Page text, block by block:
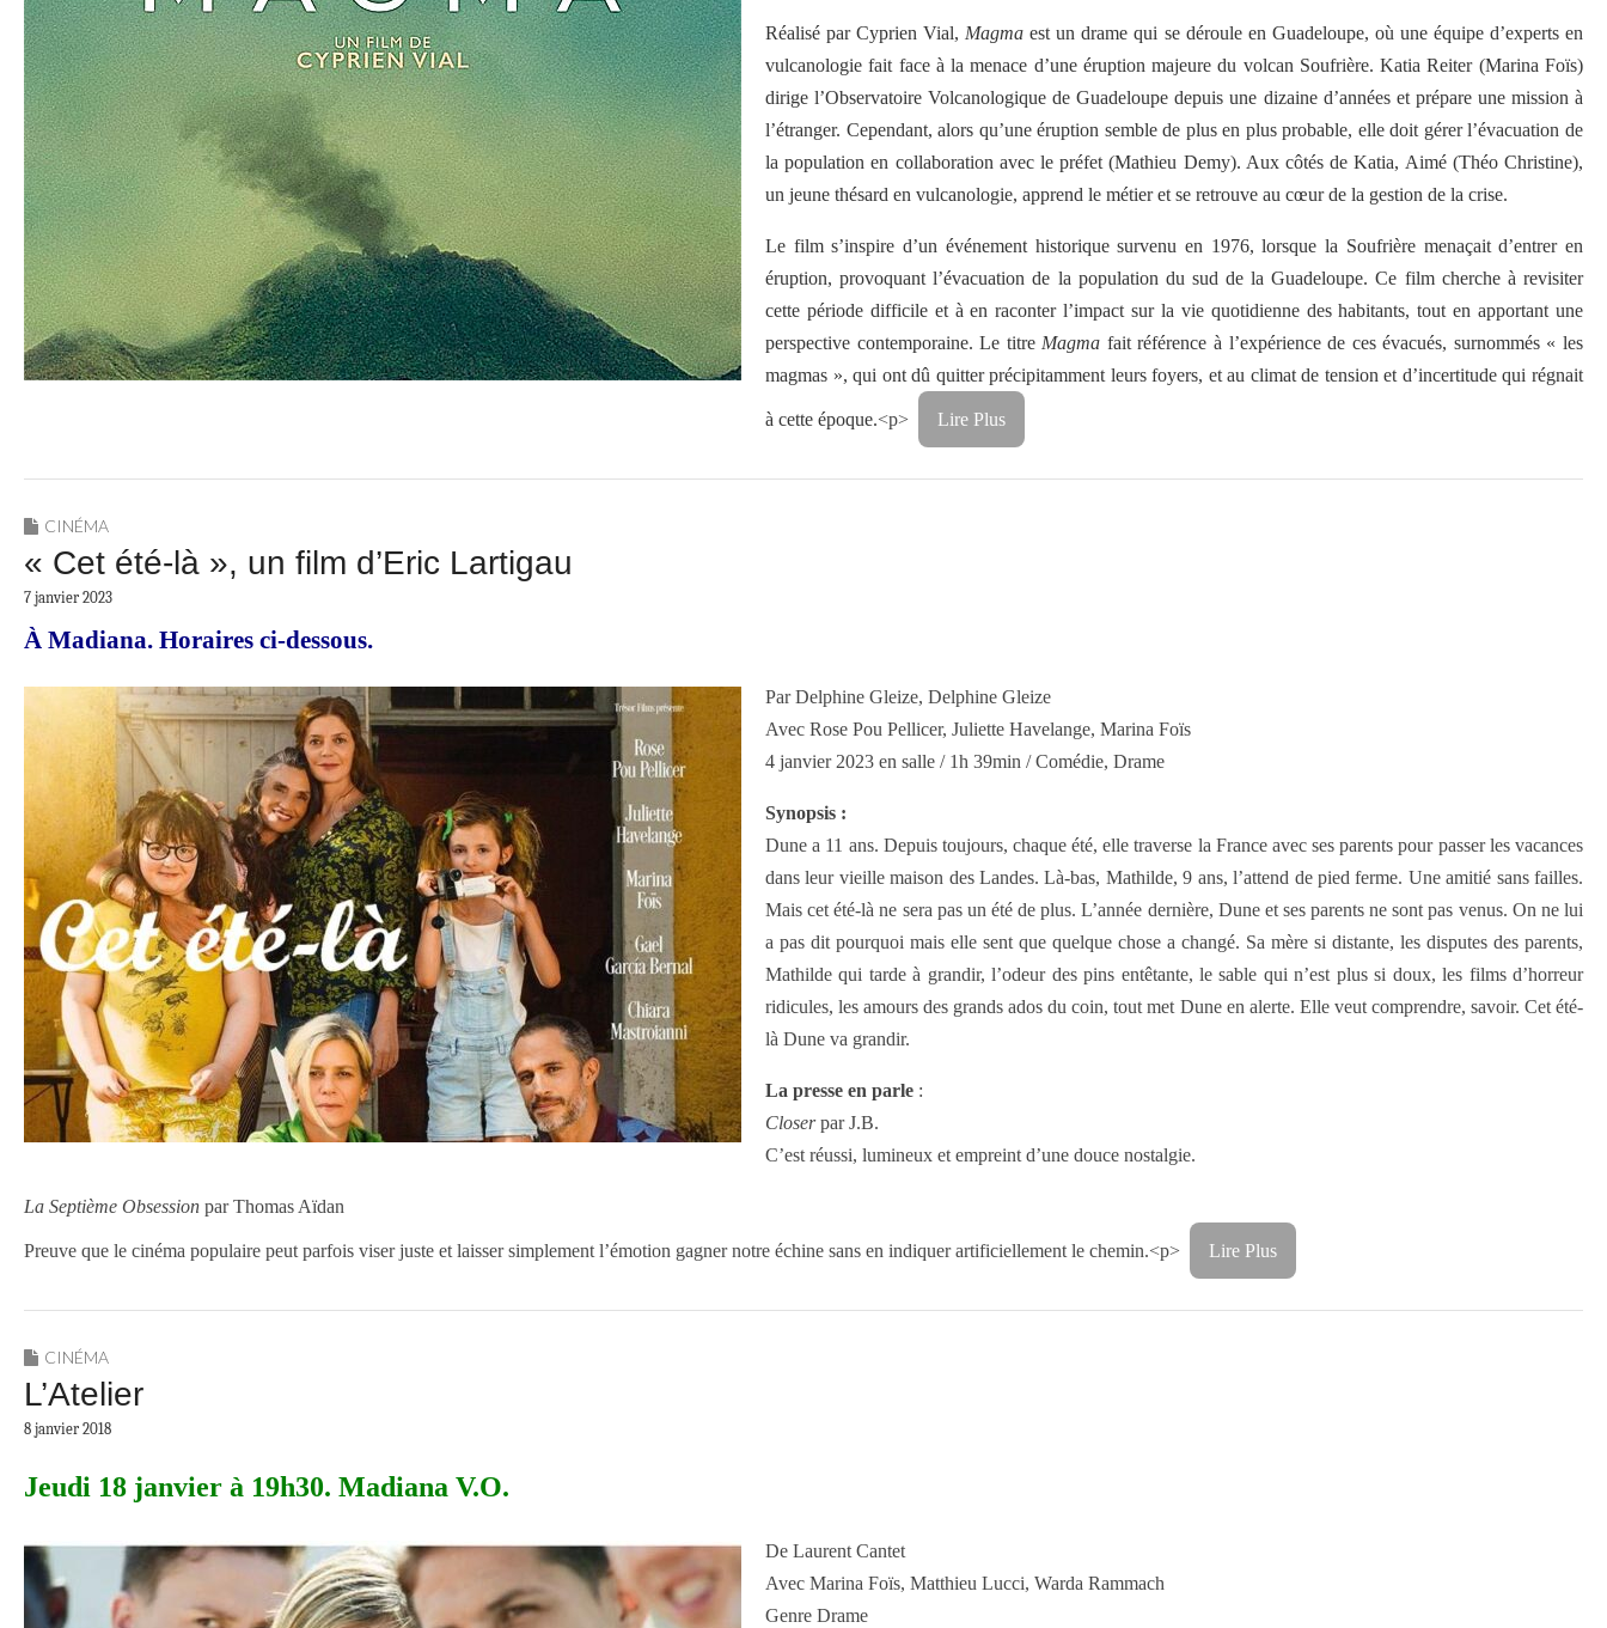
Réalisé par Cyprien Vial, Magma est un drame qui se déroule en Guadeloupe, où une équipe d’experts en
vulcanologie fait face à la menace d’une éruption majeure du volcan Soufrière. Katia Reiter (Marina Foïs)
dirige l’Observatoire Volcanologique de Guadeloupe depuis une dizaine d’années et prépare une mission à
l’étranger. Cependant, alors qu’une éruption semble de plus en plus probable, elle doit gérer l’évacuation de
la population en collaboration avec le préfet (Mathieu Demy). Aux côtés de Katia, Aimé (Théo Christine),
un jeune thésard en vulcanologie, apprend le métier et se retrouve au cœur de la gestion de la crise.
Le film s’inspire d’un événement historique survenu en 1976, lorsque la Soufrière menaçait d’entrer en
éruption, provoquant l’évacuation de la population du sud de la Guadeloupe. Ce film cherche à revisiter
cette période difficile et à en raconter l’impact sur la vie quotidienne des habitants, tout en apportant une
perspective contemporaine. Le titre Magma fait référence à l’expérience de ces évacués, surnommés « les
magmas », qui ont dû quitter précipitamment leurs foyers, et au climat de tension et d’incertitude qui régnait
à cette époque.<p> Lire Plus
CINÉMA
« Cet été-là », un film d’Eric Lartigau
7 janvier 2023
À Madiana. Horaires ci-dessous.
Par Delphine Gleize, Delphine Gleize
Avec Rose Pou Pellicer, Juliette Havelange, Marina Foïs
4 janvier 2023 en salle / 1h 39min / Comédie, Drame
Synopsis :
Dune a 11 ans. Depuis toujours, chaque été, elle traverse la France avec ses parents pour passer les vacances
dans leur vieille maison des Landes. Là-bas, Mathilde, 9 ans, l’attend de pied ferme. Une amitié sans failles.
Mais cet été-là ne sera pas un été de plus. L’année dernière, Dune et ses parents ne sont pas venus. On ne lui
a pas dit pourquoi mais elle sent que quelque chose a changé. Sa mère si distante, les disputes des parents,
Mathilde qui tarde à grandir, l’odeur des pins entêtante, le sable qui n’est plus si doux, les films d’horreur
ridicules, les amours des grands ados du coin, tout met Dune en alerte. Elle veut comprendre, savoir. Cet été-
là Dune va grandir.
La presse en parle :
Closerpar J.B.
C’est réussi, lumineux et empreint d’une douce nostalgie.
La Septième Obsession par Thomas Aïdan
Preuve que le cinéma populaire peut parfois viser juste et laisser simplement l’émotion gagner notre échine sans en indiquer artificiellement le chemin.<p> Lire Plus
CINÉMA
L’Atelier
8 janvier 2018
Jeudi 18 janvier à 19h30. Madiana V.O.
De Laurent Cantet
Avec Marina Foïs, Matthieu Lucci, Warda Rammach
Genre Drame